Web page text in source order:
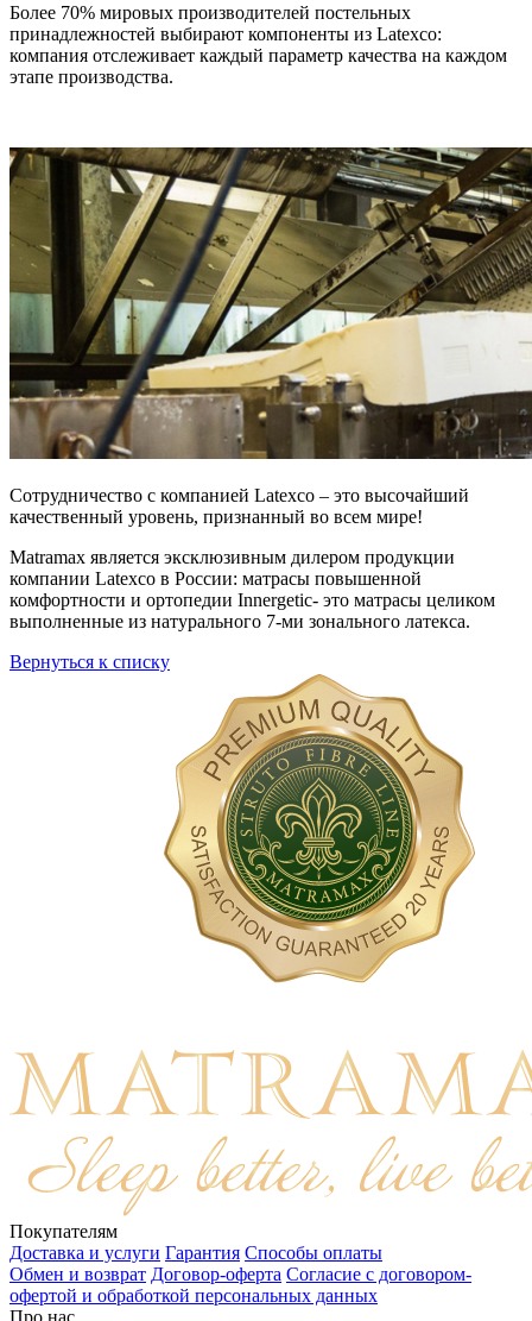
Более 70% мировых производителей постельных
принадлежностей выбирают компоненты из Latexco:
компания отслеживает каждый параметр качества на каждом
этапе производства.
Сотрудничество с компанией Latexco – это высочайший
качественный уровень, признанный во всем мире!
Matramax является эксклюзивным дилером продукции
компании Latexco в России: матрасы повышенной
комфортности и ортопедии Innergetic- это матрасы целиком
выполненные из натурального 7-ми зонального латекса.
Вернуться к списку
Покупателям
Доставка и услуги Гарантия Способы оплаты
Обмен и возврат Договор-оферта Согласие с договором-
офертой и обработкой персональных данных
Про нас